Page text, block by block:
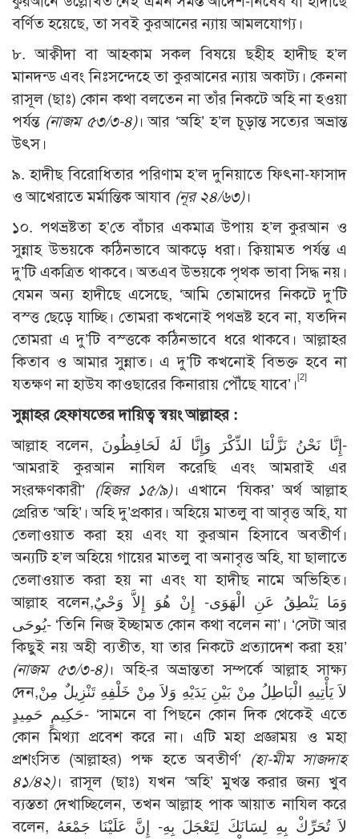
বর্ণিত হয়েছে, তা সবই কুরআনের ন্যায় আমলযোগ্য।
৮. আক্বীদা বা আহকাম সকল বিষয়ে ছহীহ হাদীছ হ’ল
মানদন্ড এবং নিঃসন্দেহে তা কুরআনের ন্যায় অকাট্য। কেননা
রাসূল (ছাঃ) কোন কথা বলতেন না তাঁর নিকটে অহি না হওয়া
পর্যন্ত (নাজম ৫৩/৩-৪)। আর ‘অহি’ হ’ল চূড়ান্ত সত্যের অভ্রান্ত
উৎস।
৯. হাদীছ বিরোধিতার পরিণাম হ’ল দুনিয়াতে ফিৎনা-ফাসাদ
ও আখেরাতে মর্মান্তিক আযাব (নূর ২৪/৬৩)।
১০. পথভ্রষ্টতা হ’তে বাঁচার একমাত্র উপায় হ’ল কুরআন ও
সুন্নাহ উভয়কে কঠিনভাবে আকড়ে ধরা। ক্বিয়ামত পর্যন্ত এ
দু’টি একত্রিত থাকবে। অতএব উভয়কে পৃথক ভাবা সিদ্ধ নয়।
যেমন অন্য হাদীছে এসেছে, ‘আমি তোমাদের নিকটে দু’টি
বস্ত্ত ছেড়ে যাচ্ছি। তোমরা কখনোই পথভ্রষ্ট হবে না, যতদিন
তোমরা এ দু’টি বস্ত্তকে কঠিনভাবে ধরে থাকবে। আল্লাহর
কিতাব ও আমার সুন্নাত। এ দু’টি কখনোই বিভক্ত হবে না
যতক্ষণ না হাউয কাওছারের কিনারায় পৌঁছে যাবে’।[2]
সুন্নাহর হেফাযতের দায়িত্ব স্বয়ং আল্লাহর :
আল্লাহ বলেন, إِنَّا نَحْنُ نَزَّلْنَا الذِّكْرَ وَإِنَّا لَهُ لَحَافِظُونَ-
‘আমরাই কুরআন নাযিল করেছি এবং আমরাই এর
সংরক্ষণকারী’
(হিজর ১৫/৯)। এখানে ‘যিকর’ অর্থ আল্লাহ
প্রেরিত ‘অহি’। অহি দু’প্রকার। অহিয়ে মাতলু বা আবৃত্ত অহি, যা
তেলাওয়াত করা হয় এবং যা কুরআন হিসাবে অবতীর্ণ।
অন্যটি হ’ল অহিয়ে গায়ের মাতলু বা অনাবৃত্ত অহি, যা ছালাতে
তেলাওয়াত করা হয় না এবং যা হাদীছ নামে অভিহিত।
আল্লাহ বলেন,وَمَا يَنْطِقُ عَنِ الْهَوَى- إِنْ هُوَ إِلاَّ وَحْيٌ
يُوحَى- ‘তিনি নিজ ইচ্ছামত কোন কথা বলেন না’। ‘সেটা আর
কিছুই নয় অহী ব্যতীত, যা তার নিকটে প্রত্যাদেশ করা হয়’
(নাজম ৫৩/৩-৪)। অহি-র অভ্রান্ততা সম্পর্কে আল্লাহ সাক্ষ্য
দেন,لاَ يَأْتِيهِ الْبَاطِلُ مِنْ بَيْنِ يَدَيْهِ وَلاَ مِنْ خَلْفِهِ تَنْزِيلٌ مِنْ
حَكِيمٍ حَمِيدٍ- ‘সামনে বা পিছনে কোন দিক থেকেই এতে
কোন মিথ্যা প্রবেশ করে না। এটি মহা প্রজ্ঞাময় ও মহা
প্রশংসিত (আল্লাহর) পক্ষ হতে অবতীর্ণ’ (হা-মীম সাজদাহ
৪১/৪২)। রাসূল (ছাঃ) যখন ‘অহি’ মুখস্ত করার জন্য খুব
ব্যস্ততা দেখাচ্ছিলেন, তখন আল্লাহ পাক আয়াত নাযিল করে
বলেন, لاَ تُحَرِّكْ بِهِ لِسَانَكَ لِتَعْجَلَ بِهِ- إِنَّ عَلَيْنَا جَمْعَهُ